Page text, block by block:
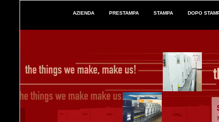
AZIENDA PRESTAMPA STAMPA DOPO